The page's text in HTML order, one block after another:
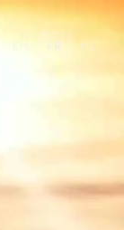
EN FR NL